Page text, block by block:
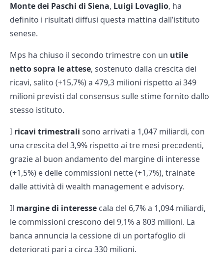
Monte dei Paschi di Siena, Luigi Lovaglio, ha
definito i risultati diffusi questa mattina dall’istituto
senese.
Mps ha chiuso il secondo trimestre con un utile
netto sopra le attese, sostenuto dalla crescita dei
ricavi, salito (+15,7%) a 479,3 milioni rispetto ai 349
milioni previsti dal consensus sulle stime fornito dallo
stesso istituto.
I ricavi trimestrali sono arrivati a 1,047 miliardi, con
una crescita del 3,9% rispetto ai tre mesi precedenti,
grazie al buon andamento del margine di interesse
(+1,5%) e delle commissioni nette (+1,7%), trainate
dalle attività di wealth management e advisory.
Il margine di interesse cala del 6,7% a 1,094 miliardi,
le commissioni crescono del 9,1% a 803 milioni. La
banca annuncia la cessione di un portafoglio di
deteriorati pari a circa 330 milioni.